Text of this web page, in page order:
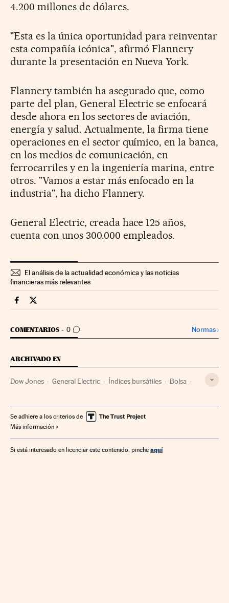
4.200 millones de dólares.
"Esta es la única oportunidad para reinventar
esta compañía icónica", afirmó Flannery
durante la presentación en Nueva York.
Flannery también ha asegurado que, como
parte del plan, General Electric se enfocará
desde ahora en los sectores de aviación,
energía y salud. Actualmente, la firma tiene
operaciones en el sector químico, en la banca,
en los medios de comunicación, en
ferrocarriles y en la ingeniería marina, entre
otros. "Vamos a estar más enfocado en la
industria", ha dicho Flannery.
General Electric, creada hace 125 años,
cuenta con unos 300.000 empleados.
El análisis de la actualidad económica y las noticias
financieras más relevantes
Companias Cinco Días en Facebook
Companias Cinco Días en Twitter
COMENTARIOS 0
IR A LOS COMENTARIOS Normas›
ARCHIVADO EN
Dow Jones General Electric Índices bursátiles Bolsa
Medios comunicación Finanzas Energía
Se adhiere a los criterios de
Más información
Si está interesado en licenciar este contenido, pinche aquí